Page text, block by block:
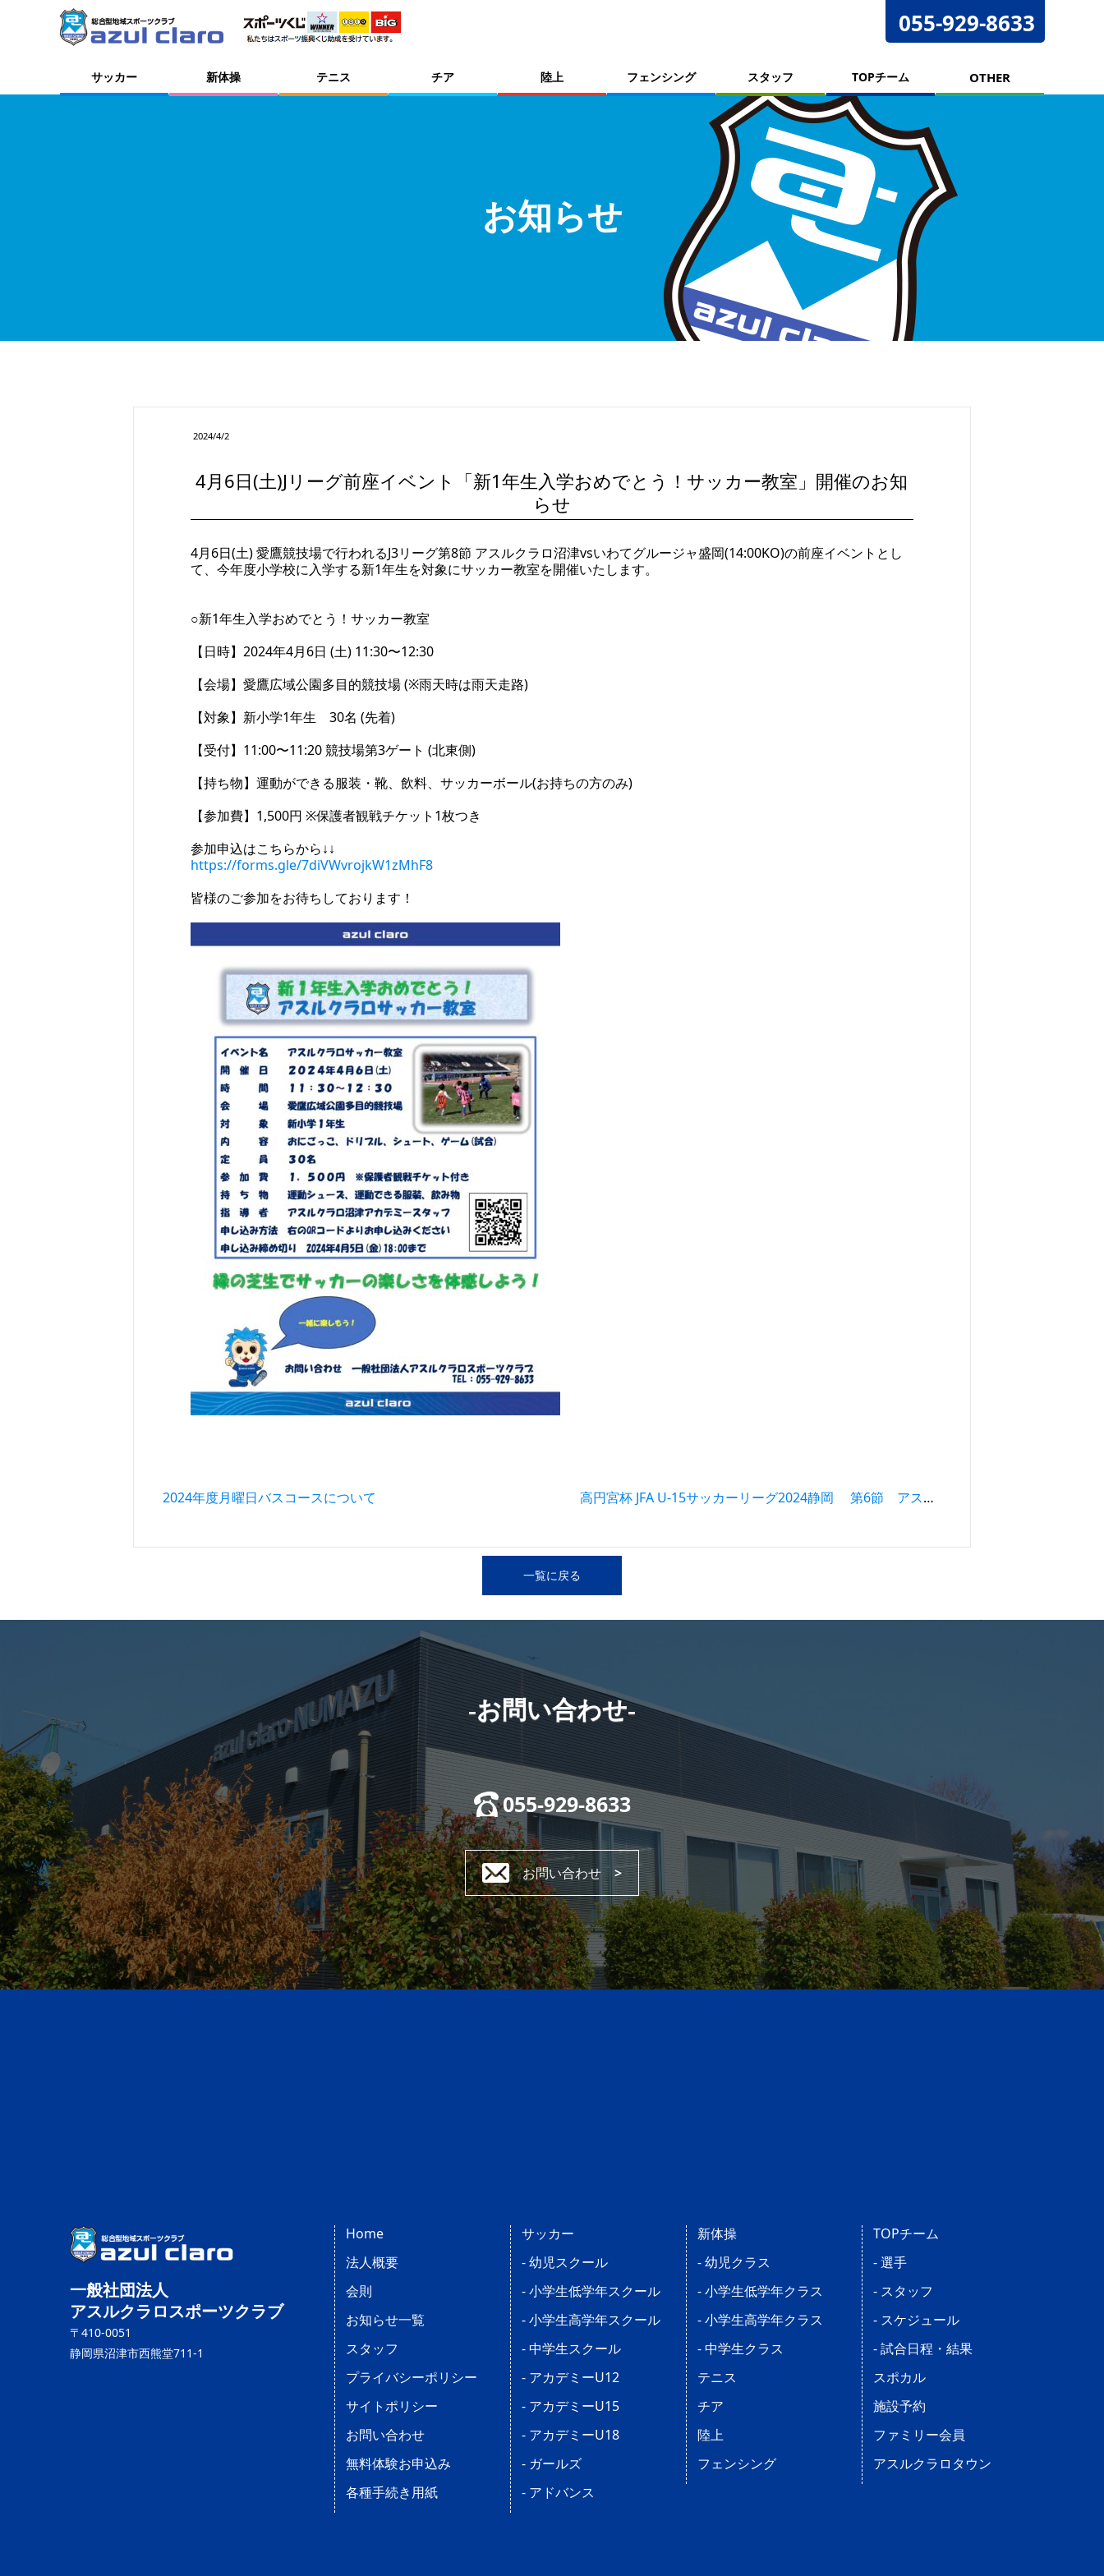
055-929-8633
サッカー 新体操 テニス チア 陸上 フェンシング スタッフ TOPチーム OTHER
お知らせ
2024/4/2
4月6日(土)Jリーグ前座イベント「新1年生入学おめでとう！サッカー教室」開催のお知
らせ
4月6日(土) 愛鷹競技場で行われるJ3リーグ第8節 アスルクラロ沼津vsいわてグルージャ盛岡(14:00KO)の前座イベントとし
て、今年度小学校に入学する新1年生を対象にサッカー教室を開催いたします。
○新1年生入学おめでとう！サッカー教室
【日時】2024年4月6日 (土) 11:30〜12:30
【会場】愛鷹広域公園多目的競技場 (※雨天時は雨天走路)
【対象】新小学1年生 30名 (先着)
【受付】11:00〜11:20 競技場第3ゲート (北東側)
【持ち物】運動ができる服装・靴、飲料、サッカーボール(お持ちの方のみ)
【参加費】1,500円 ※保護者観戦チケット1枚つき
参加申込はこちらから↓↓
https://forms.gle/7diVWvrojkW1zMhF8
皆様のご参加をお待ちしております！
2024年度月曜日バスコースについて
高円宮杯 JFA U-15サッカーリーグ2024静岡 第6節 アスルクラロ沼津U15試合結果
一覧に戻る
-お問い合わせ-
055-929-8633
お問い合わせ
一般社団法人
アスルクラロスポーツクラブ
〒410-0051
静岡県沼津市西熊堂711-1
Home
法人概要
会則
お知らせ一覧
スタッフ
プライバシーポリシー
サイトポリシー
お問い合わせ
無料体験お申込み
各種手続き用紙
サッカー
- 幼児スクール
- 小学生低学年スクール
- 小学生高学年スクール
- 中学生スクール
- アカデミーU12
- アカデミーU15
- アカデミーU18
- ガールズ
- アドバンス
新体操
- 幼児クラス
- 小学生低学年クラス
- 小学生高学年クラス
- 中学生クラス
テニス
チア
陸上
フェンシング
TOPチーム
- 選手
- スタッフ
- スケジュール
- 試合日程・結果
スポカル
施設予約
ファミリー会員
アスルクラロタウン